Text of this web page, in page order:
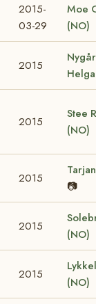
2015-
03-29
Moe
(NO)
2015
2015
Stee
(NO)
2015
📷
2015
(NO)
2015
(NO)